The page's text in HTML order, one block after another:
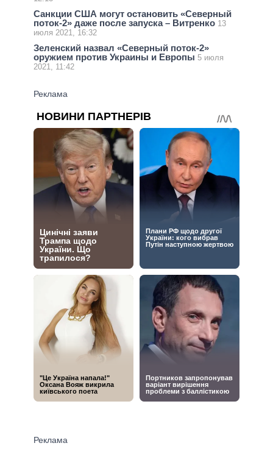
Санкции США могут остановить «Северный
поток-2» даже после запуска – Витренко 13
июля 2021, 16:32
Зеленский назвал «Северный поток-2»
оружием против Украины и Европы 5 июля
2021, 11:42